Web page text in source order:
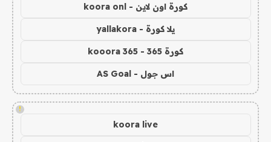
كورة اون لاين - koora onl
يلا كورة - yallakora
كورة 365 - kooora 365
اس جول - AS Goal
!
koora live